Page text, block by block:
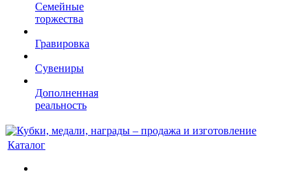
Семейные
торжества
Гравировка
Сувениры
Дополненная
реальность
Каталог